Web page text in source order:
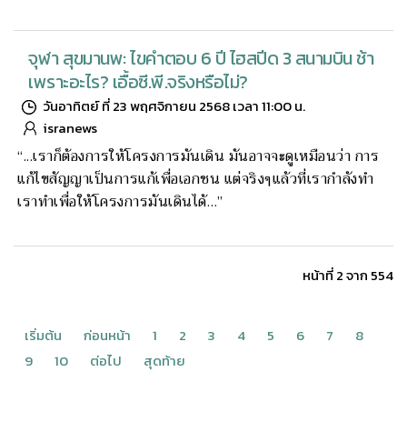
จุฬา สุขมานพ: ไขคำตอบ 6 ปี ไฮสปีด 3 สนามบิน ช้า
เพราะอะไร? เอื้อซี.พี.จริงหรือไม่?
วันอาทิตย์ ที่ 23 พฤศจิกายน 2568 เวลา 11:00 น.
isranews
“...เราก็ต้องการให้โครงการมันเดิน มันอาจจะดูเหมือนว่า การ
แก้ไขสัญญาเป็นการแก้เพื่อเอกชน แต่จริงๆแล้วที่เรากำลังทำ
เราทำเพื่อให้โครงการมันเดินได้…”
หน้าที่ 2 จาก 554
เริ่มต้น ก่อนหน้า 1 2 3 4 5 6 7
8
9
10 ต่อไป สุดท้าย